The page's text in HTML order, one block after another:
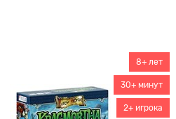
8+ лет
30+ минут
2+ игрока